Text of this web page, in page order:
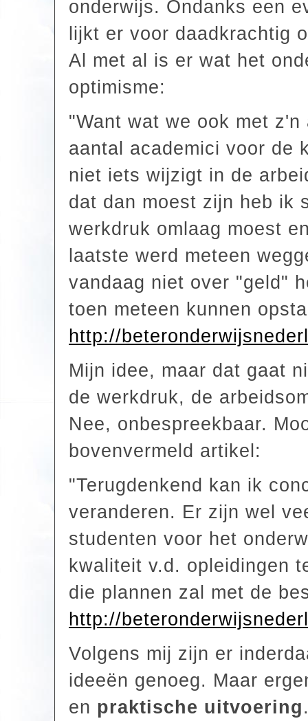
onderwijs. Ondanks een
lijkt er voor daadkrachtig
Al met al is er wat het
optimisme:
"Want wat we ook met
aantal academici voor de
niet iets wijzigt in de
dat dan moest zijn heb ik
werkdruk omlaag moest
laatste werd meteen
vandaag niet over "geld"
toen meteen kunnen
http://
Mijn idee, maar dat gaat
de werkdruk, de
Nee, onbespreekbaar.
bovenvermeld artikel:
"Terugdenkend kan ik
veranderen. Er zijn wel
studenten voor het
kwaliteit v.d. opleidingen
die plannen zal met de
http://
Volgens mij zijn er
ideeën genoeg. Maar
en praktische uitvoering